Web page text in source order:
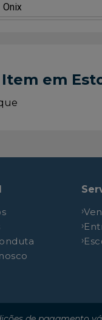
Onix
Onix
Onix
Onix
Prisma
Prisma
em